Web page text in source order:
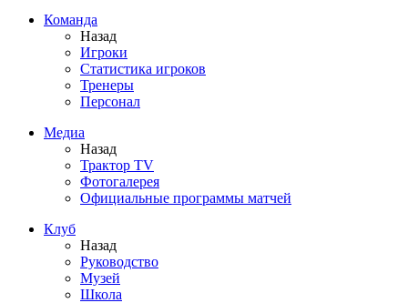
Команда
Назад
Игроки
Статистика игроков
Тренеры
Персонал
Медиа
Назад
Трактор TV
Фотогалерея
Официальные программы матчей
Клуб
Назад
Руководство
Музей
Школа